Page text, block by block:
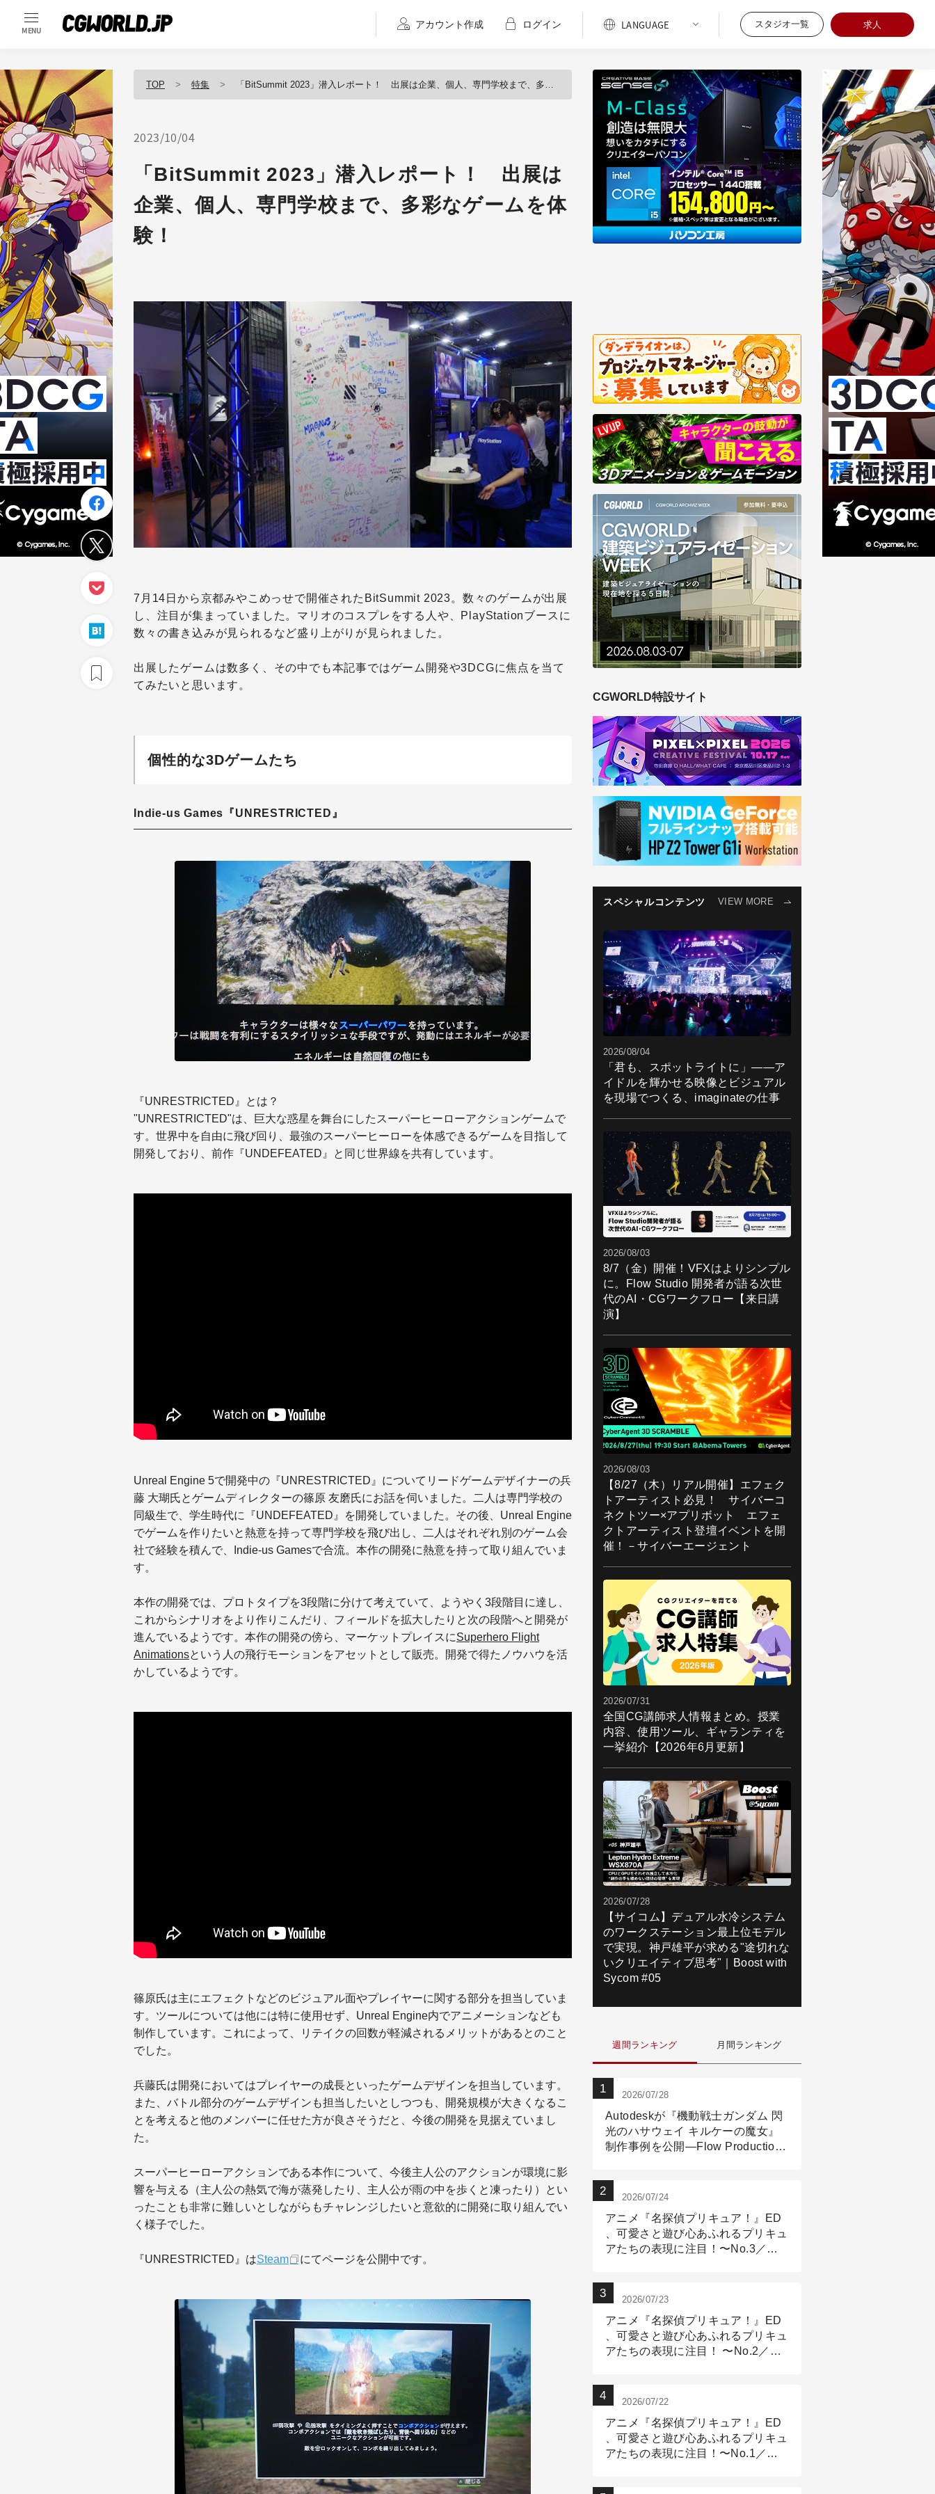
MENU
アカウント作成 ログイン スタジオ一覧 求人
TOP 特集 「BitSummit 2023」潜入レポート！ 出展は企業、個人、専門学校まで、多彩なゲームを体験！
2023/10/04
「BitSummit 2023」潜入レポート！ 出展は
企業、個人、専門学校まで、多彩なゲームを体
験！
7月14日から京都みやこめっせで開催されたBitSummit 2023。数々のゲームが出展
し、注目が集まっていました。マリオのコスプレをする人や、PlayStationブースに
数々の書き込みが見られるなど盛り上がりが見られました。
出展したゲームは数多く、その中でも本記事ではゲーム開発や3DCGに焦点を当て
てみたいと思います。
個性的な3Dゲームたち
Indie-us Games『UNRESTRICTED』
『UNRESTRICTED』とは？
"UNRESTRICTED"は、巨大な惑星を舞台にしたスーパーヒーローアクションゲームで
す。世界中を自由に飛び回り、最強のスーパーヒーローを体感できるゲームを目指して
開発しており、前作『UNDEFEATED』と同じ世界線を共有しています。
Unreal Engine 5で開発中の『UNRESTRICTED』についてリードゲームデザイナーの兵
藤 大瑚氏とゲームディレクターの篠原 友磨氏にお話を伺いました。二人は専門学校の
同級生で、学生時代に『UNDEFEATED』を開発していました。その後、Unreal Engine
でゲームを作りたいと熱意を持って専門学校を飛び出し、二人はそれぞれ別のゲーム会
社で経験を積んで、Indie-us Gamesで合流。本作の開発に熱意を持って取り組んでいま
す。
本作の開発では、プロトタイプを3段階に分けて考えていて、ようやく3段階目に達し、
これからシナリオをより作りこんだり、フィールドを拡大したりと次の段階へと開発が
進んでいるようです。本作の開発の傍ら、マーケットプレイスにSuperhero Flight
Animationsという人の飛行モーションをアセットとして販売。開発で得たノウハウを活
かしているようです。
篠原氏は主にエフェクトなどのビジュアル面やプレイヤーに関する部分を担当していま
す。ツールについては他には特に使用せず、Unreal Engine内でアニメーションなども
制作しています。これによって、リテイクの回数が軽減されるメリットがあるとのこと
でした。
兵藤氏は開発においてはプレイヤーの成長といったゲームデザインを担当しています。
また、バトル部分のゲームデザインも担当したいとしつつも、開発規模が大きくなるこ
とを考えると他のメンバーに任せた方が良さそうだと、今後の開発を見据えていまし
た。
スーパーヒーローアクションである本作について、今後主人公のアクションが環境に影
響を与える（主人公の熱気で海が蒸発したり、主人公が雨の中を歩くと凍ったり）とい
ったことも非常に難しいとしながらもチャレンジしたいと意欲的に開発に取り組んでい
く様子でした。
『UNRESTRICTED』はSteam にてページを公開中です。
CGWORLD特設サイト
スペシャルコンテンツ VIEW MORE
2026/08/04
「君も、スポットライトに」――ア
イドルを輝かせる映像とビジュアル
を現場でつくる、imaginateの仕事
2026/08/03
8/7（金）開催！VFXはよりシンプル
に。Flow Studio 開発者が語る次世
代のAI・CGワークフロー【来日講
演】
2026/08/03
【8/27（木）リアル開催】エフェク
トアーティスト必見！ サイバーコ
ネクトツー×アプリボット エフェ
クトアーティスト登壇イベントを開
催！－サイバーエージェント
2026/07/31
全国CG講師求人情報まとめ。授業
内容、使用ツール、ギャランティを
一挙紹介【2026年6月更新】
2026/07/28
【サイコム】デュアル水冷システム
のワークステーション最上位モデル
で実現。神戸雄平が求める"途切れな
いクリエイティブ思考"｜Boost with
Sycom #05
週間ランキング 月間ランキング
2026/07/28
Autodeskが『機動戦士ガンダム 閃
光のハサウェイ キルケーの魔女』
制作事例を公開―Flow Production
2026/07/24
アニメ『名探偵プリキュア！』ED
、可愛さと遊び心あふれるプリキュ
アたちの表現に注目！〜No.3／ア
2026/07/23
アニメ『名探偵プリキュア！』ED
、可愛さと遊び心あふれるプリキュ
アたちの表現に注目！ 〜No.2／モ
2026/07/22
アニメ『名探偵プリキュア！』ED
、可愛さと遊び心あふれるプリキュ
アたちの表現に注目！〜No.1／演